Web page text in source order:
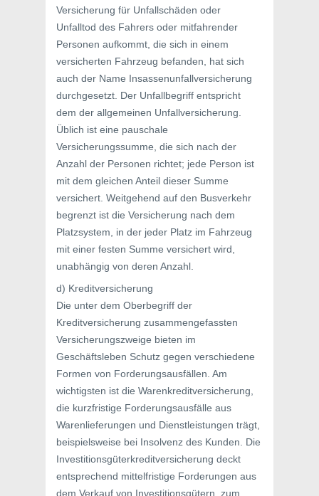
Versicherung für Unfallschäden oder
Unfalltod des Fahrers oder mitfahrender
Personen aufkommt, die sich in einem
versicherten Fahrzeug befanden, hat sich
auch der Name Insassenunfallversicherung
durchgesetzt. Der Unfallbegriff entspricht
dem der allgemeinen Unfallversicherung.
Üblich ist eine pauschale
Versicherungssumme, die sich nach der
Anzahl der Personen richtet; jede Person ist
mit dem gleichen Anteil dieser Summe
versichert. Weitgehend auf den Busverkehr
begrenzt ist die Versicherung nach dem
Platzsystem, in der jeder Platz im Fahrzeug
mit einer festen Summe versichert wird,
unabhängig von deren Anzahl.
d) Kreditversicherung
Die unter dem Oberbegriff der
Kreditversicherung zusammengefassten
Versicherungszweige bieten im
Geschäftsleben Schutz gegen verschiedene
Formen von Forderungsausfällen. Am
wichtigsten ist die Warenkreditversicherung,
die kurzfristige Forderungsausfälle aus
Warenlieferungen und Dienstleistungen trägt,
beispielsweise bei Insolvenz des Kunden. Die
Investitionsgüterkreditversicherung deckt
entsprechend mittelfristige Forderungen aus
dem Verkauf von Investitionsgütern, zum